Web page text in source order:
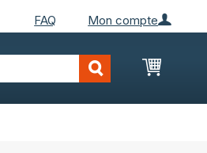
Mon compte
FAQ
Mon